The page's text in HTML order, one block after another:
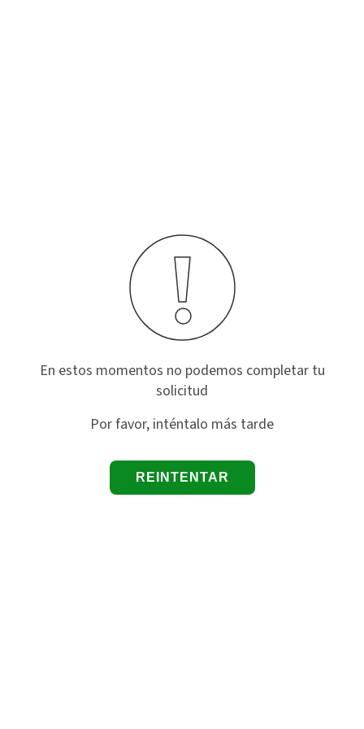
En estos momentos no podemos completar tu
solicitud
Por favor, inténtalo más tarde
REINTENTAR